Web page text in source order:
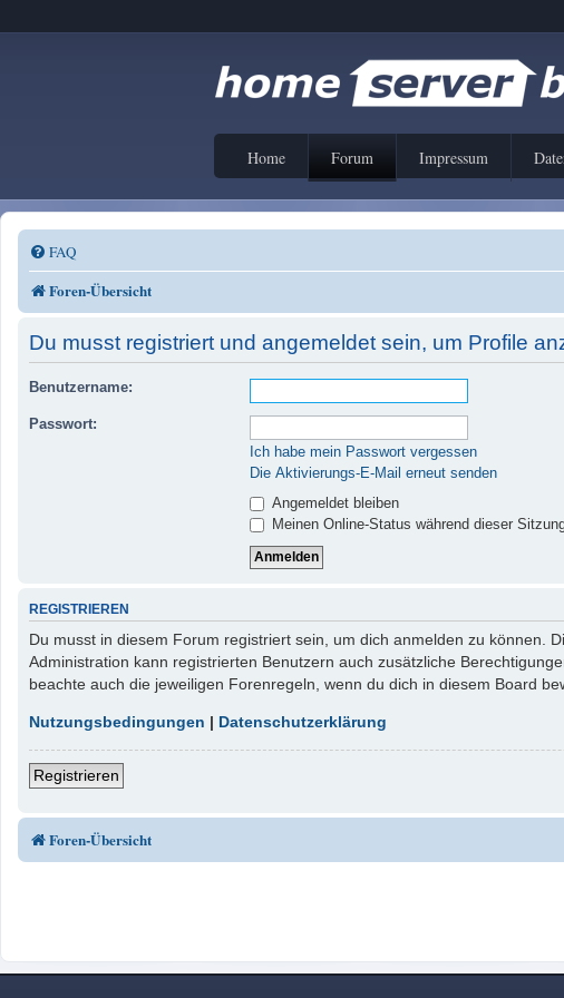
Home Forum Impressum
FAQ
Foren-Übersicht
Du musst registriert und angemeldet sein, um Profile
Benutzername:
Passwort:
Ich habe mein Passwort vergessen
Die Aktivierungs-E-Mail erneut senden
Angemeldet bleiben
Meinen Online-Status während dieser
REGISTRIEREN
Du musst in diesem Forum registriert sein, um dich anmelden zu können.
Administration kann registrierten Benutzern auch zusätzliche
beachte auch die jeweiligen Forenregeln, wenn du dich in diesem Board
Nutzungsbedingungen | Datenschutzerklärung
Registrieren
Foren-Übersicht